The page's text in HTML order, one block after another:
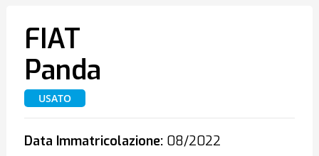
FIAT
Panda
USATO
Data Immatricolazione:08/2022